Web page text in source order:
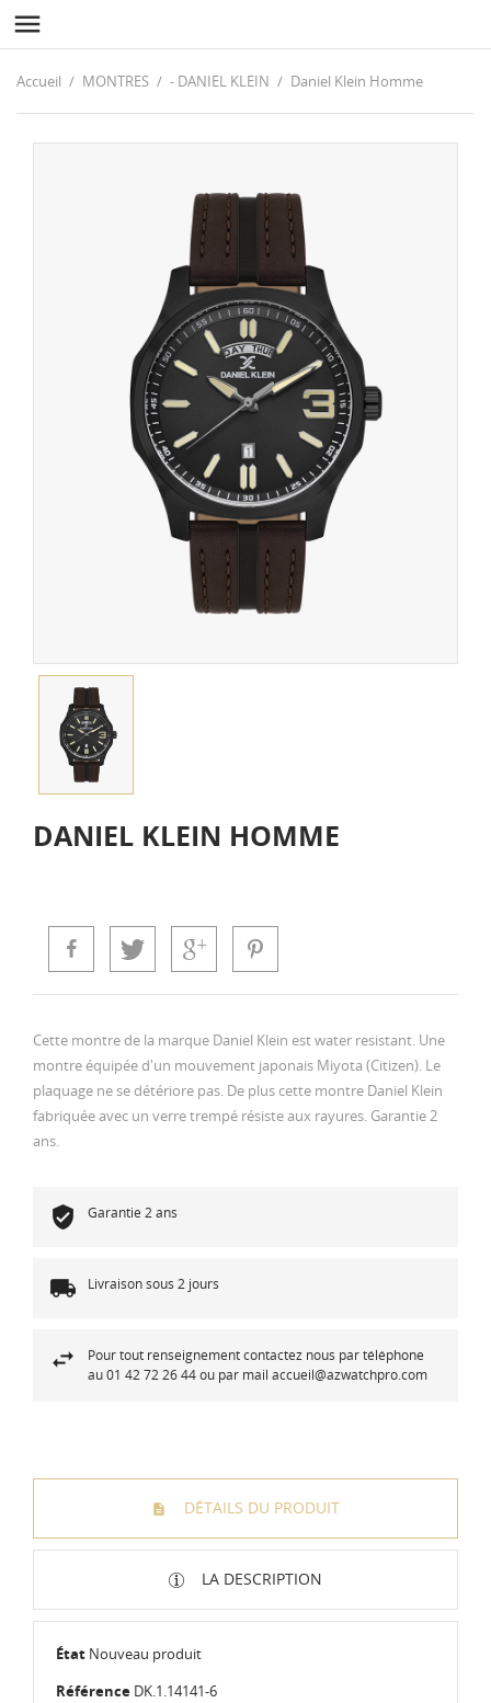

Accueil MONTRES - DANIEL KLEIN Daniel Klein Homme
DANIEL KLEIN HOMME
Cette montre de la marque Daniel Klein est water resistant. Une
montre équipée d'un mouvement japonais Miyota (Citizen). Le
plaquage ne se détériore pas. De plus cette montre Daniel Klein
fabriquée avec un verre trempé résiste aux rayures. Garantie 2
ans.
Garantie 2 ans
Livraison sous 2 jours
Pour tout renseignement contactez nous par téléphone
au 01 42 72 26 44 ou par mail accueil@azwatchpro.com
DÉTAILS DU PRODUIT
LA DESCRIPTION
État Nouveau produit
Référence DK.1.14141-6